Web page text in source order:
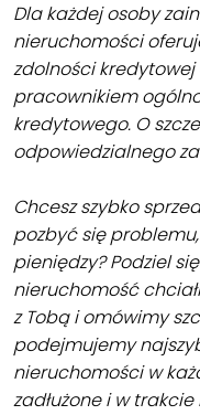
Dla każdej osoby
nieruchomości
zdolności
pracownikiem
kredytowego. O
odpowiedzialnego za
Chcesz szybko
pozbyć się
pieniędzy? Podziel
nieruchomość
z Tobą i omówimy
podejmujemy
nieruchomości w
zadłużone i w